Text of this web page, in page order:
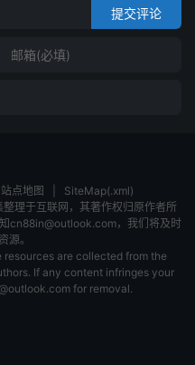
提交评论
站点地图
SiteMap(.xml)
理于互联网，其著作权归原作者所
cn88in@outlook.com，我们将及时
源。
are collected from the
If any content infringes your
for removal.